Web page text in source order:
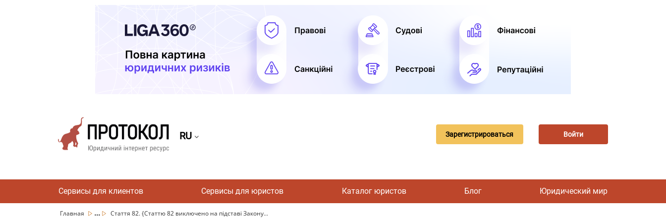
RU Зарегистрироваться Войти
Сервисы для клиентов Сервисы для юристов Каталог юристов Блог Юридический мир
Главная ... Стаття 82. {Статтю 82 виключено на підставі Закону...